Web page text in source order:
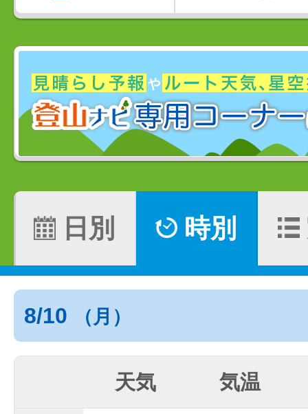
日別 時別
8/10 （月）
天気 気温